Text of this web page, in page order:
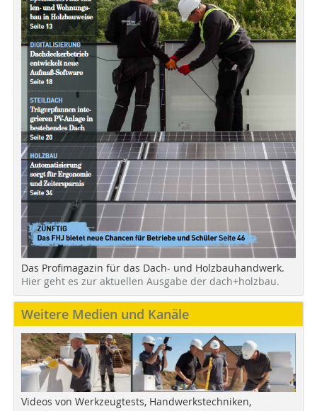
Das Profimagazin für das Dach- und Holzbauhandwerk.
Hier geht es zur aktuellen Ausgabe der dach+holzbau.
Weitere Medien und Kanäle
Videos von Werkzeugtests, Handwerkstechniken,